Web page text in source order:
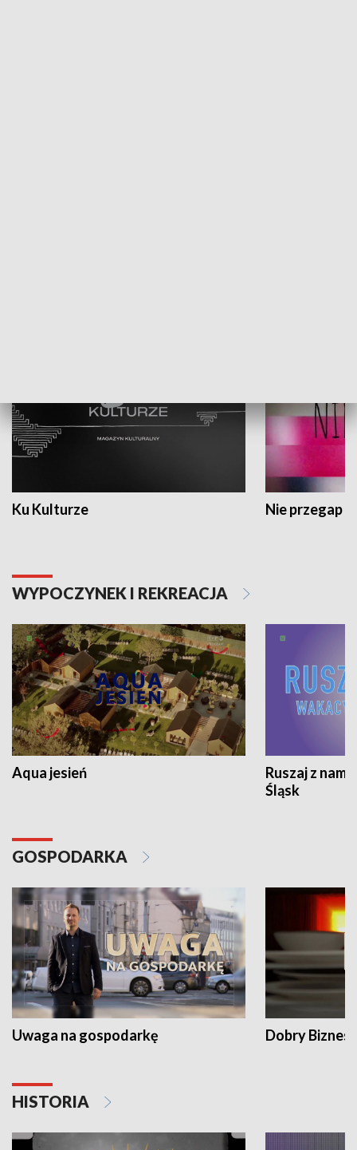
Ku Kulturze Nie przegap
WYPOCZYNEK I REKREACJA
Aqua jesień
Ruszaj z
Śląsk
GOSPODARKA
Uwaga na gospodarkę Dobry Biznes
HISTORIA